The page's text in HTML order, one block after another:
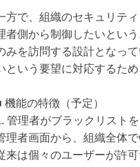
方で、組織のセキュリテ
者側から制御したいとい
みを訪問する設計となっ
という要望に対応するた
機能の特徴（予定）
管理者がブラックリスト
理者画面から、組織全体
来は個々のユーザーが許